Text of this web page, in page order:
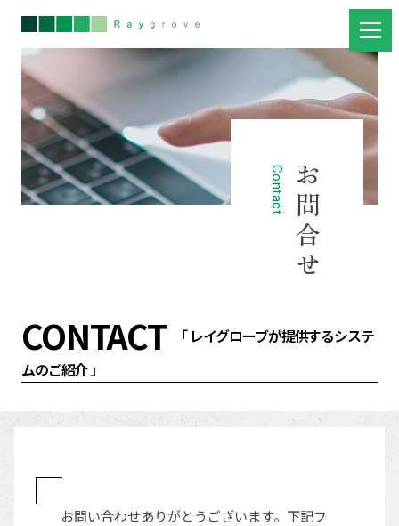
お問合せ
Contact
CONTACT
「 レイグローブが提供するシステ
ムのご紹介 」
お問い合わせありがとうございます。下記フ